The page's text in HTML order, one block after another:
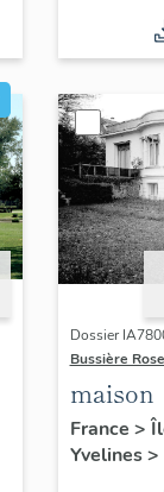
Dossier
Bussière
maison
France >
Yvelines>